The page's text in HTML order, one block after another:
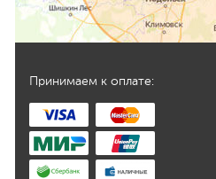
Принимаем к оплате: